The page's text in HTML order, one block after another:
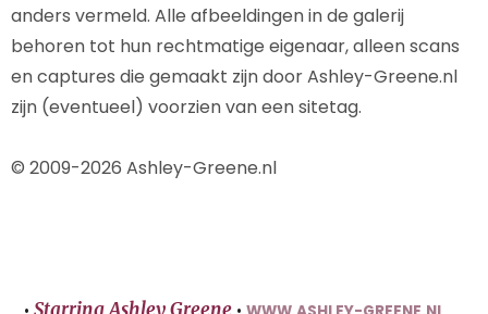
anders vermeld. Alle afbeeldingen in de galerij
behoren tot hun rechtmatige eigenaar, alleen scans
en captures die gemaakt zijn door Ashley-Greene.nl
zijn (eventueel) voorzien van een sitetag.
© 2009-2026 Ashley-Greene.nl